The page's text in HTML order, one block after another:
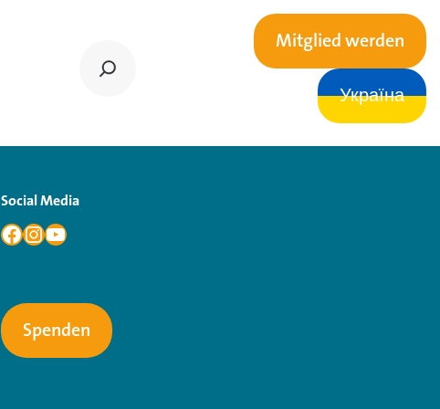
Mitglied werden
Україна
Social Media
Spenden